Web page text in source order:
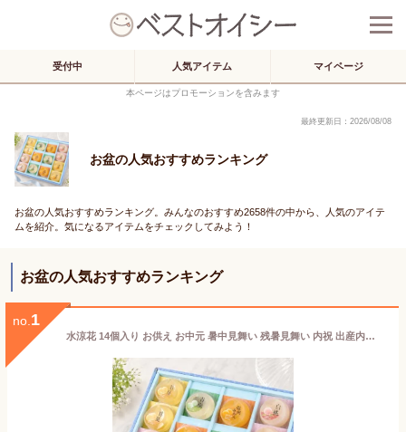
受付中 人気アイテム マイページ
本ページはプロモーションを含みます
最終更新日：2026/08/08
お盆の人気おすすめランキング
お盆の人気おすすめランキング。みんなのおすすめ2658件の中から、人気のアイテ
ムを紹介。気になるアイテムをチェックしてみよう！
お盆の人気おすすめランキング
no. 1
水涼花 14個入り お供え お中元 暑中見舞い 残暑見舞い 内祝 出産内祝い 贈答品 ゼリー 個包装 お菓子 和菓子 ギフト スイーツ 手土産 常温 日持ち ゼリー詰め合わせ フルーツゼリー お祝い お礼 お見舞い 快気祝い 御仏前 お供え物 梅 温州みかん 甘夏 白桃 洋菓子